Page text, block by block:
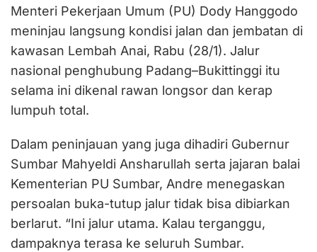
Menteri Pekerjaan Umum (PU) Dody Hanggodo
meninjau langsung kondisi jalan dan jembatan di
kawasan Lembah Anai, Rabu (28/1). Jalur
nasional penghubung Padang–Bukittinggi itu
selama ini dikenal rawan longsor dan kerap
lumpuh total.
Dalam peninjauan yang juga dihadiri Gubernur
Sumbar Mahyeldi Ansharullah serta jajaran balai
Kementerian PU Sumbar, Andre menegaskan
persoalan buka-tutup jalur tidak bisa dibiarkan
berlarut. “Ini jalur utama. Kalau terganggu,
dampaknya terasa ke seluruh Sumbar.